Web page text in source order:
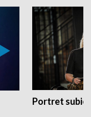
Portret